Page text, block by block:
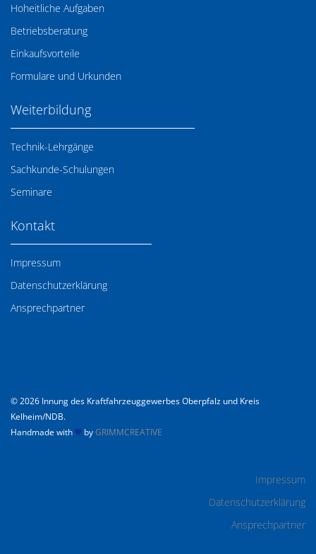
Hoheitliche Aufgaben
Betriebsberatung
Einkaufsvorteile
Formulare und Urkunden
Weiterbildung
Technik-Lehrgänge
Sachkunde-Schulungen
Seminare
Kontakt
Impressum
Datenschutzerklärung
Ansprechpartner
© 2026 Innung des Kraftfahrzeuggewerbes Oberpfalz und Kreis
Kelheim/NDB.
Handmade with
byGRIMMCREATIVE
Impressum
Datenschutzerklärung
Ansprechpartner